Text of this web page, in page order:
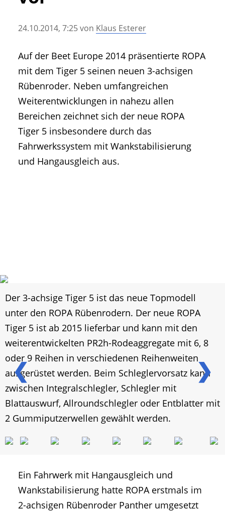
• Messen und Veranstaltungen
• Agritechnica Neuheiten Archiv
• Artikel nach Hersteller/Marke
24.10.2014, 7:25von Klaus Esterer
Auf der Beet Europe 2014 präsentierte ROPA
mit dem Tiger 5 seinen neuen 3-achsigen
Rübenroder. Neben umfangreichen
Weiterentwicklungen in nahezu allen
Bereichen zeichnet sich der neue ROPA
Tiger 5 insbesondere durch das
Fahrwerkssystem mit Wankstabilisierung
und Hangausgleich aus.
❮ ❯
Der 3-achsige Tiger 5 ist das neue Topmodell
unter den ROPA Rübenrodern. Der neue ROPA
Tiger 5 ist ab 2015 lieferbar und kann mit den
weiterentwickelten PR2h-Rodeaggregate mit 6, 8
oder 9 Reihen in verschiedenen Reihenweiten
ausgerüstet werden. Beim Schleglervorsatz kann
zwischen Integralschlegler, Schlegler mit
Blattauswurf, Allroundschlegler oder Entblatter mit
2 Gummiputzerwellen gewählt werden.
Ein Fahrwerk mit Hangausgleich und
Wankstabilisierung hatte ROPA erstmals im
2-achsigen Rübenroder Panther umgesetzt